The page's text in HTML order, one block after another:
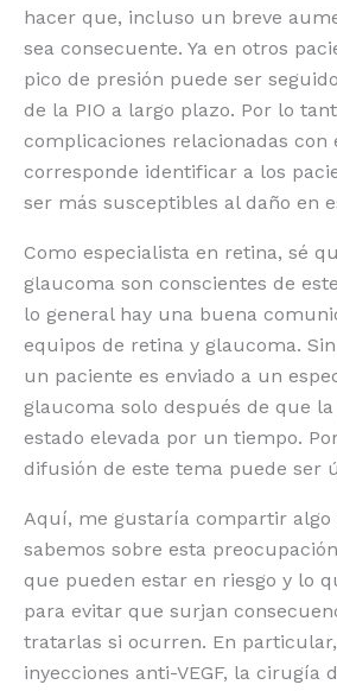
hacer que, incluso un breve
sea consecuente. Ya en otros
pico de presión puede ser
de la PIO a largo plazo. Por lo
complicaciones relacionadas con
corresponde identificar a los
ser más susceptibles al daño en
Como especialista en retina, sé
glaucoma son conscientes de
lo general hay una buena
equipos de retina y glaucoma.
un paciente es enviado a un
glaucoma solo después de que
estado elevada por un tiempo.
difusión de este tema puede ser
Aquí, me gustaría compartir algo
sabemos sobre esta
que pueden estar en riesgo y lo
para evitar que surjan
tratarlas si ocurren. En
inyecciones anti-VEGF, la cirugía